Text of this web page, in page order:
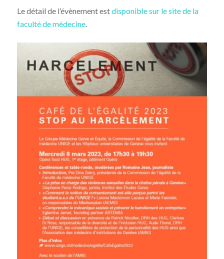
Le détail de l’évènement estdisponible sur le site de la
faculté de médecine.